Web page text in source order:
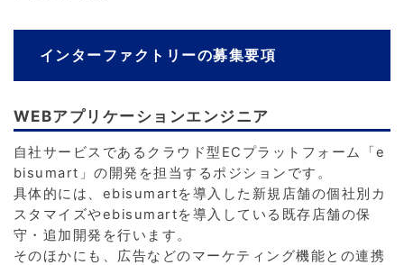
インターファクトリーの募集要項
WEBアプリケーションエンジニア
自社サービスであるクラウド型ECプラットフォーム「e
bisumart」の開発を担当するポジションです。
具体的には、ebisumartを導入した新規店舗の個社別カ
スタマイズやebisumartを導入している既存店舗の保
守・追加開発を行います。
そのほかにも、広告などのマーケティング機能との連携